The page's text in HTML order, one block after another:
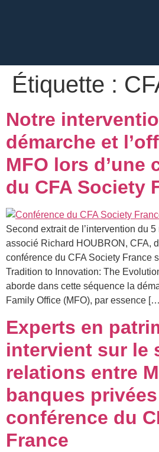
Étiquette :
Notre
démarche et
MFO lors d’une
du CFA Society
Second extrait de l’intervention du
associé Richard HOUBRON, CFA,
conférence du CFA Society France
Tradition to Innovation: The
aborde dans cette séquence la
Family Office (MFO), par essence
Experts en
intervient sur le
relations entre
banques
conférence du
France